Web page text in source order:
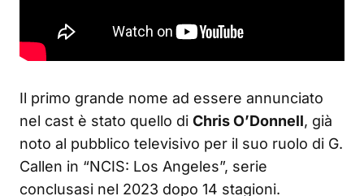
Il primo grande nome ad essere annunciato
nel cast è stato quello di Chris O’Donnell, già
noto al pubblico televisivo per il suo ruolo di G.
Callen in “NCIS: Los Angeles”, serie
conclusasi nel 2023 dopo 14 stagioni.